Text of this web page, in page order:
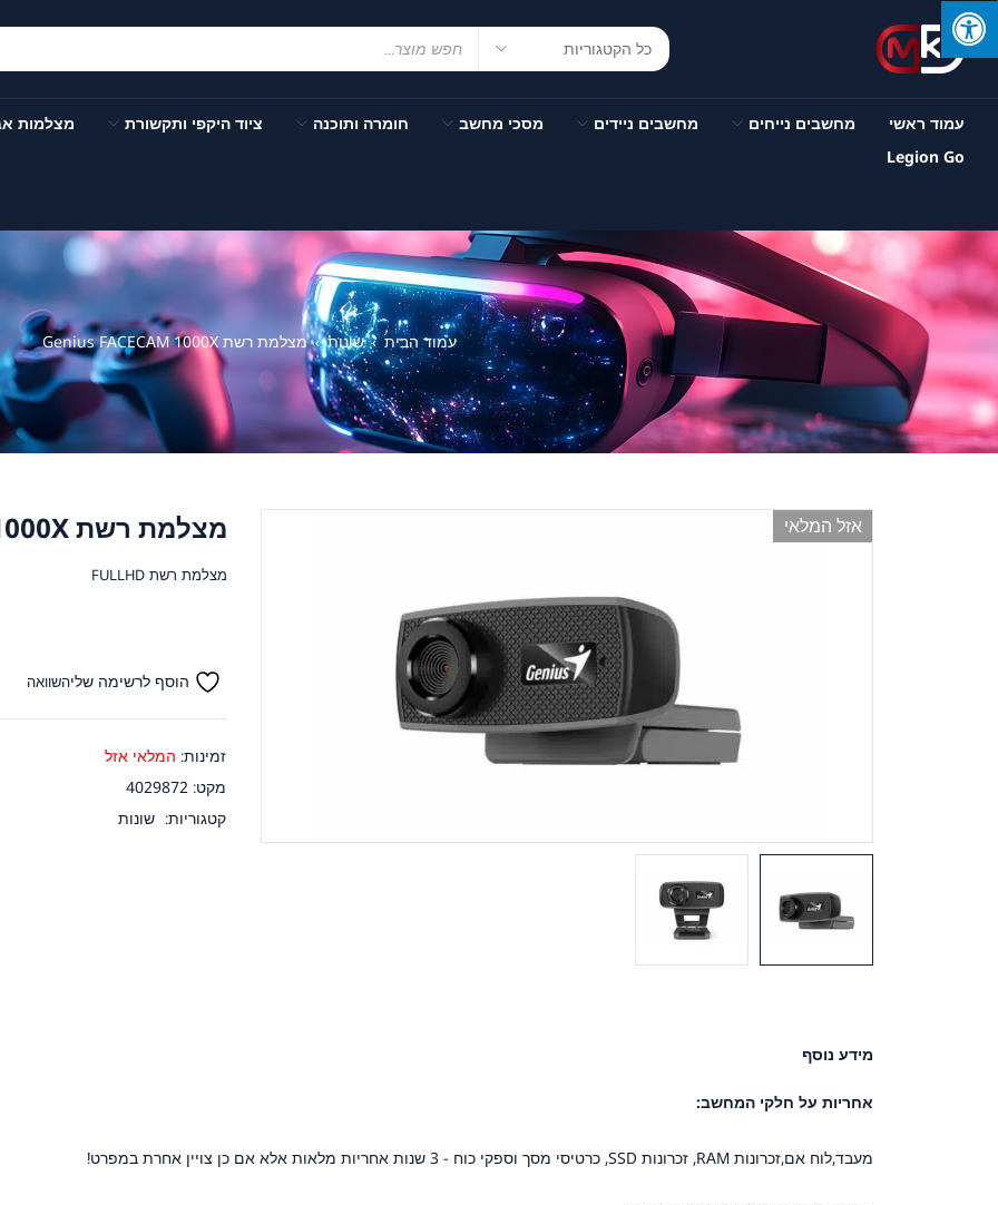
עמוד ראשי מחשבים נייחים מחשבים ניידים מסכי מחשב חומרה ותוכנה ציוד היקפי ותקשורת
מצלמות
Legion Go
עמוד הבית › שונות › מצלמת רשת Genius FACECAM 1000X
אזל המלאי מצלמת רשת Genius FACECAM 1000X
מצלמת רשת FULLHD
הוסף לרשימה שליהשוואה
זמינות: המלאי אזל
מקט: 4029872
קטגוריות: שונות
מידע נוסף
אחריות על חלקי המחשב:
מעבד,לוח אם,זכרונות RAM, זכרונות SSD, כרטיסי מסך וספקי כוח - 3 שנות אחריות מלאות אלא אם כן צויין אחרת במפרט!